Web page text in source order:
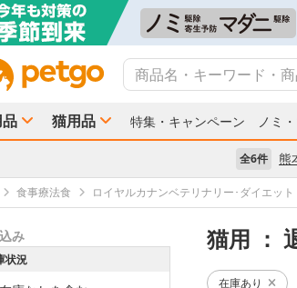
猫用品 特集・キャンペーン ノミ
全6件 熊
食事療法食 ロイヤルカナンベテリナリー･ダイエット
み
状況
猫用 ：
在庫あり